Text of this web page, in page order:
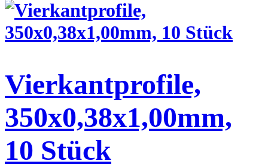
Vierkantprofile,
350x0,38x1,00mm,
10 Stück